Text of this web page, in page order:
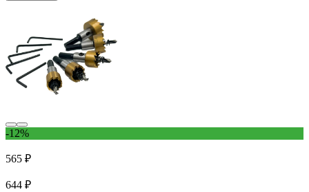
-12%
565 ₽
644 ₽